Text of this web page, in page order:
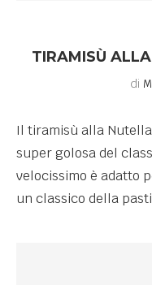
TIRAMISÙ
di
Il tiramisù alla
super golosa del
velocissimo è adatto
un classico della